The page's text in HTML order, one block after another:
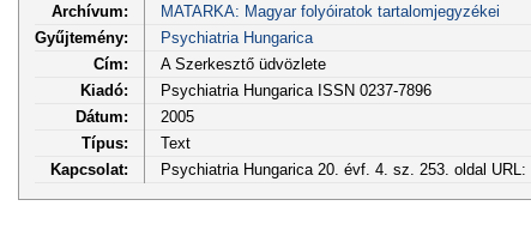
Archívum:
MATARKA: Magyar folyóiratok tartalomjegyzékei
Gyűjtemény:
Psychiatria Hungarica
Cím:
A Szerkesztő üdvözlete
Kiadó:
Psychiatria Hungarica ISSN 0237-7896
Dátum:
2005
Típus:
Text
Kapcsolat:
Psychiatria Hungarica 20. évf. 4. sz. 253. oldal URL: